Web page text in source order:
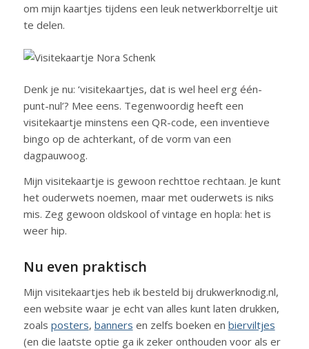
om mijn kaartjes tijdens een leuk netwerkborreltje uit
te delen.
Denk je nu: ‘visitekaartjes, dat is wel heel erg één-
punt-nul’? Mee eens. Tegenwoordig heeft een
visitekaartje minstens een QR-code, een inventieve
bingo op de achterkant, of de vorm van een
dagpauwoog.
Mijn visitekaartje is gewoon rechttoe rechtaan. Je kunt
het ouderwets noemen, maar met ouderwets is niks
mis. Zeg gewoon oldskool of vintage en hopla: het is
weer hip.
Nu even praktisch
Mijn visitekaartjes heb ik besteld bij drukwerknodig.nl,
een website waar je echt van alles kunt laten drukken,
zoals posters, banners en zelfs boeken en bierviltjes
(en die laatste optie ga ik zeker onthouden voor als er